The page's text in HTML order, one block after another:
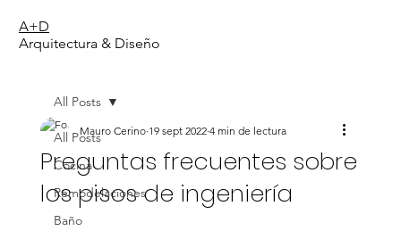
Arquitectura & Diseño
A+D
All Posts
Cocina
Remodelaciones
Baño
All Posts
Preguntas frecuentes sobre
los pisos de ingeniería
Mauro Cerino 19 sept 2022 4 min de lectura